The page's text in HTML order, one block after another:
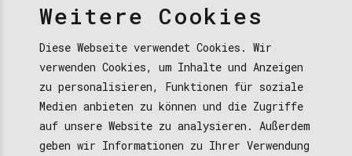
Weitere Cookies
Diese Webseite verwendet Cookies. Wir
verwenden Cookies, um Inhalte und Anzeigen
zu personalisieren, Funktionen für soziale
Medien anbieten zu können und die Zugriffe
auf unsere Website zu analysieren. Außerdem
geben wir Informationen zu Ihrer Verwendung